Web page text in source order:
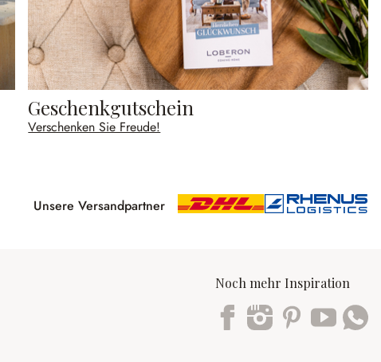
Geschenkgutschein
Verschenken Sie Freude!
Unsere Versandpartner
Noch mehr Inspiration